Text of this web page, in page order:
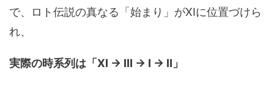
で、ロト伝説の真なる「始まり」がXIに位置づけら
れ、
実際の時系列は「XI → III → I → II」